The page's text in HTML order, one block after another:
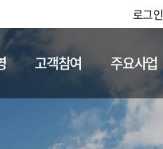
로그인
채용정보
고객참여 주요사업